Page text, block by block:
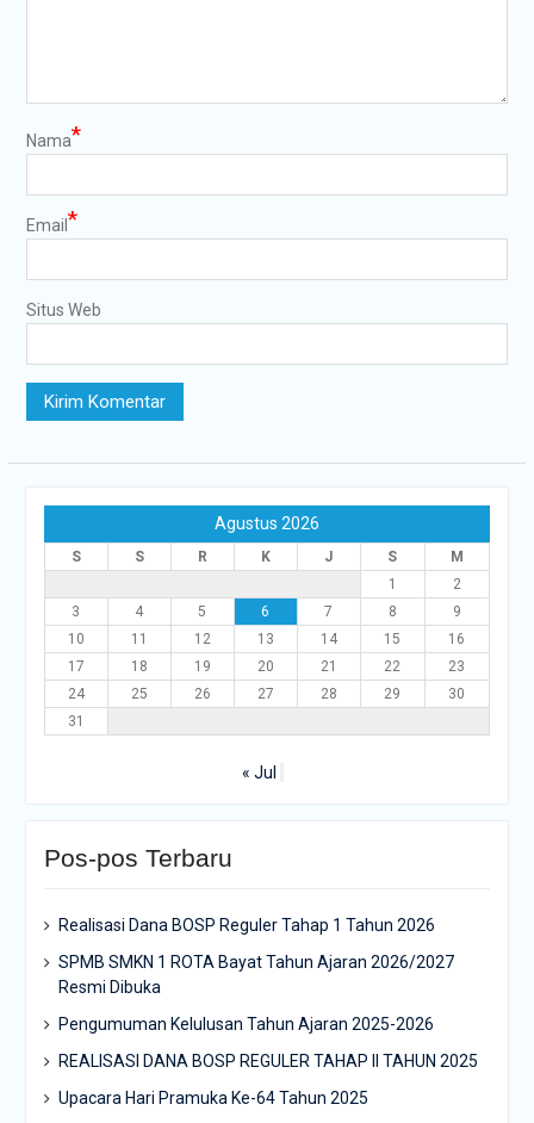
Nama*
Email *
Situs Web
Agustus 2026
S S R K J S
M
1
2
3
4 5 6 7 8
9
10
11 12 13 14 15
16
17
18 19 20 21 22
23
24
25 26 27 28 29
30
31
« Jul
Pos-pos Terbaru
Realisasi Dana BOSP Reguler Tahap 1 Tahun 2026
SPMB SMKN 1 ROTA Bayat Tahun Ajaran 2026/2027
Resmi Dibuka
Pengumuman Kelulusan Tahun Ajaran 2025-2026
REALISASI DANA BOSP REGULER TAHAP II TAHUN 2025
Upacara Hari Pramuka Ke-64 Tahun 2025